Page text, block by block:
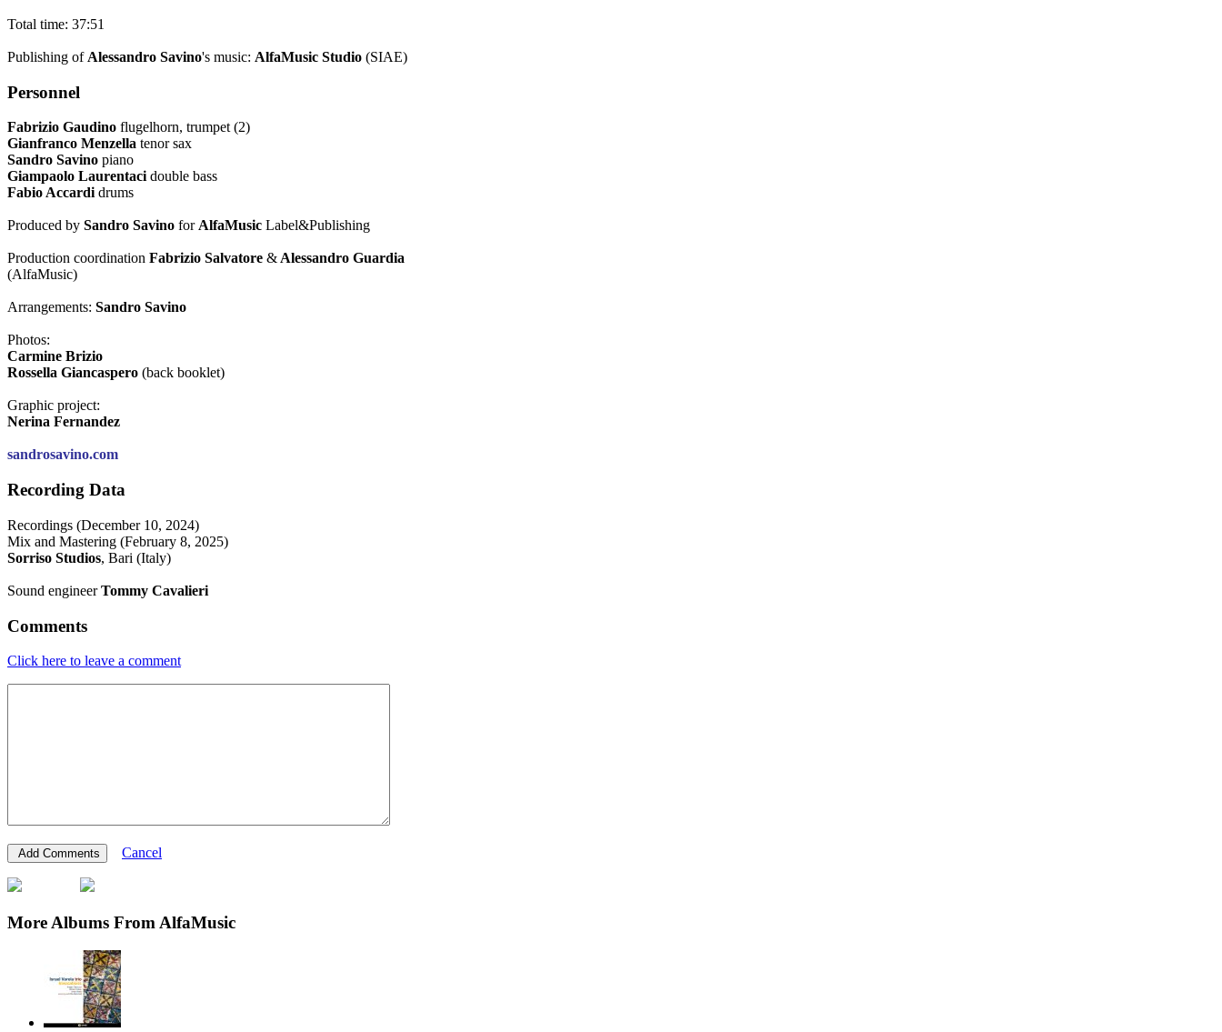
Total time: 37:51
Publishing of Alessandro Savino's music: AlfaMusic Studio (SIAE)
Personnel
Fabrizio Gaudino flugelhorn, trumpet (2)
Gianfranco Menzella tenor sax
Sandro Savino piano
Giampaolo Laurentacidouble bass
Fabio Accardidrums
Produced by Sandro Savino forAlfaMusic Label&Publishing
Production coordination Fabrizio Salvatore &Alessandro Guardia
(AlfaMusic)
Arrangements: Sandro Savino
Photos:
Carmine Brizio
Rossella Giancaspero (back booklet)
Graphic project:
Nerina Fernandez
sandrosavino.com
Recording Data
Recordings (December 10, 2024)
Mix and Mastering (February 8, 2025)
Sorriso Studios, Bari (Italy)
Sound engineerTommy Cavalieri
Comments
Click here to leave a comment
Cancel
More Albums From AlfaMusic